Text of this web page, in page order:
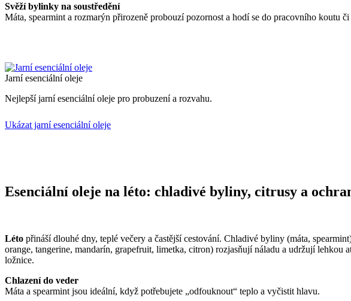
Svěží bylinky na soustředění
Máta, spearmint a rozmarýn přirozeně probouzí pozornost a hodí se do pracovního koutu
Jarní esenciální oleje
Nejlepší jarní esenciální oleje pro probuzení a rozvahu.
Ukázat jarní esenciální oleje
Esenciální oleje na léto: chladivé byliny, citrusy a
Léto přináší dlouhé dny, teplé večery a častější cestování. Chladivé byliny (máta,
orange, tangerine, mandarín, grapefruit, limetka, citron) rozjasňují náladu a udržují lehkou
ložnice.
Chlazení do veder
Máta a spearmint jsou ideální, když potřebujete „odfouknout“ teplo a vyčistit hlavu.